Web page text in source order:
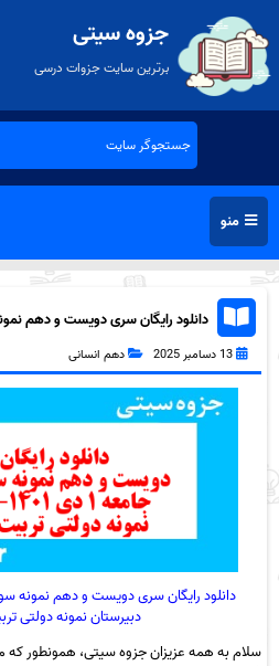
جزوه سیتی
برترین سایت جزوات درسی
منو
دانلود رایگان سری دویست و دهم
شناسی دهم انسانی به همراه pdf
13 دسامبر 2025 دهم انسانی
دبیرستان نمونه دولتی
سلام به همه عزیزان جزوه سیتی، همونطور که